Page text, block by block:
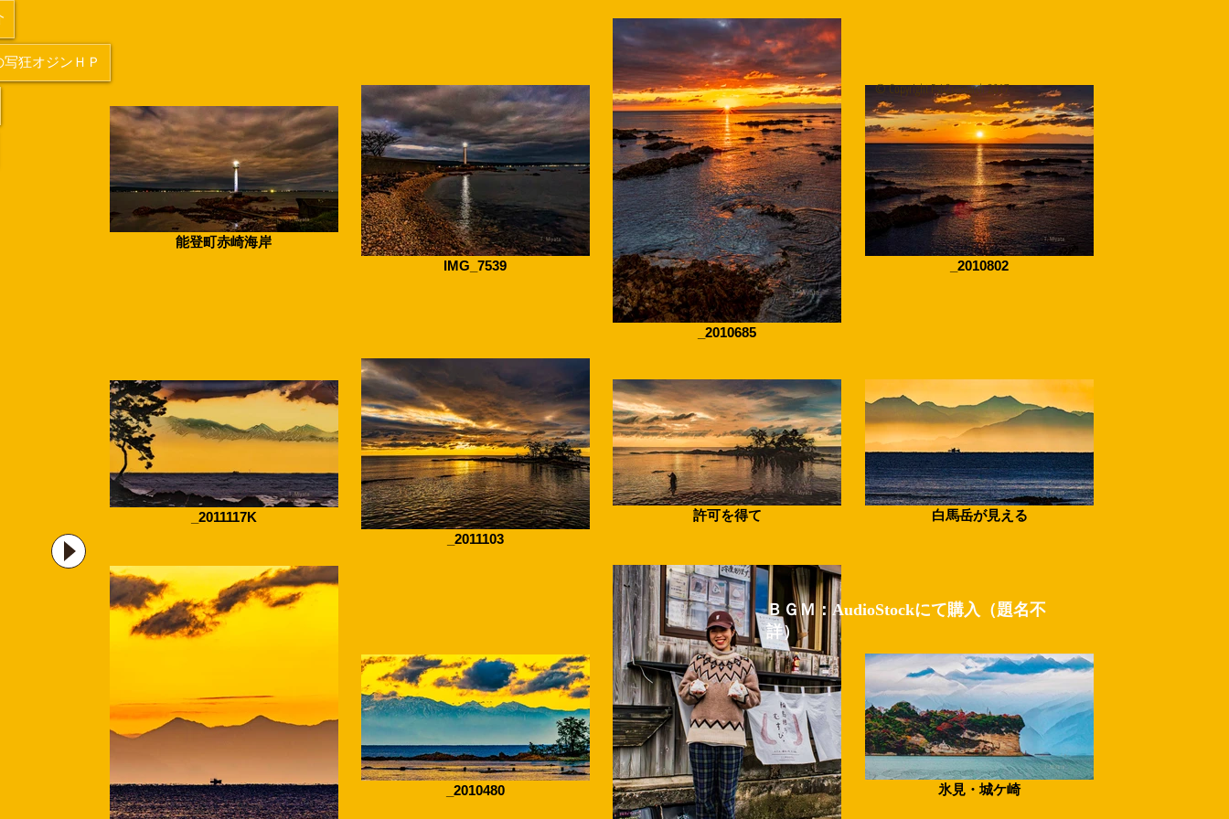
能登町赤崎海岸
IMG_7539
_2010685
_2010802
_2011117K
_2011103
許可を得て 白馬岳が見える
_2010480 氷見・城ケ崎
​ＢＧＭ：AudioStockにて購入（題名不
詳）
狂オジンＨＰ
© Copyright Psit2research 2017